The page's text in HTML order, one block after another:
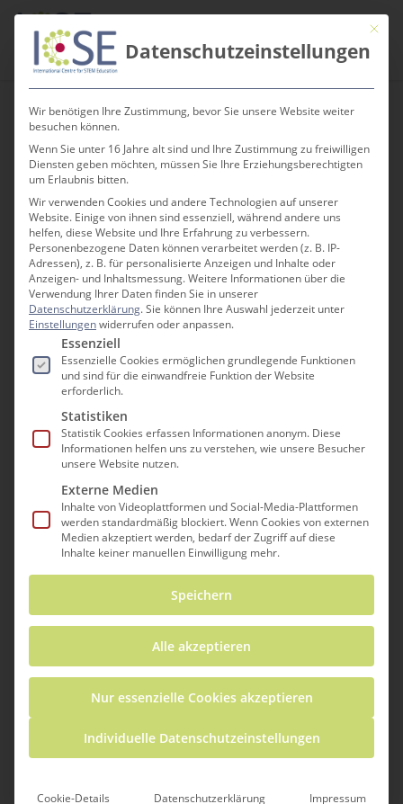
Skip
content
search
Berufe erkunden
In sehr vielen Berufen wird Mathematik oder
logisches Denken benötigt. Beispiele dafür
hast du in den vergangenen
Wettbewerbsaufgaben kennengelernt.
Nun sollst du selbst ein Beispiel
Verwandten- oder Bekanntenkreis, wer in
Mit
Datenschutzeinstellungen
Wir benötigen Ihre Zustimmung, bevor Sie unsere Website weiter
besuchen können.
Wenn Sie unter 16 Jahre alt sind und Ihre Zustimmung zu freiwilligen
Diensten geben möchten, müssen Sie Ihre Erziehungsberechtigten
um Erlaubnis bitten.
Wir verwenden Cookies und andere Technologien auf unserer
Website. Einige von ihnen sind essenziell, während andere uns
helfen, diese Website und Ihre Erfahrung zu verbessern.
Personenbezogene Daten können verarbeitet werden (z. B. IP-
Adressen), z. B. für personalisierte Anzeigen und Inhalte oder
Anzeigen- und Inhaltsmessung.Weitere Informationen über die
Verwendung Ihrer Daten finden Sie in unserer
Datenschutzerklärung.Sie können Ihre Auswahl jederzeit unter
Einstellungenwiderrufen oder anpassen.
Es folgt eine Liste der Service-Gruppen, für die
Essenziell
Essenzielle Cookies ermöglichen grundlegende Funktionen
und sind für die einwandfreie Funktion der Website
erforderlich.
Statistiken
Statistik Cookies erfassen Informationen anonym. Diese
Informationen helfen uns zu verstehen, wie unsere Besucher
unsere Website nutzen.
Externe Medien
Inhalte von Videoplattformen und Social-Media-Plattformen
werden standardmäßig blockiert. Wenn Cookies von externen
Medien akzeptiert werden, bedarf der Zugriff auf diese
Inhalte keiner manuellen Einwilligung mehr.
Speichern
Alle akzeptieren
Nur essenzielle Cookies akzeptieren
Individuelle Datenschutzeinstellungen
Cookie-Details Datenschutzerklärung Impressum